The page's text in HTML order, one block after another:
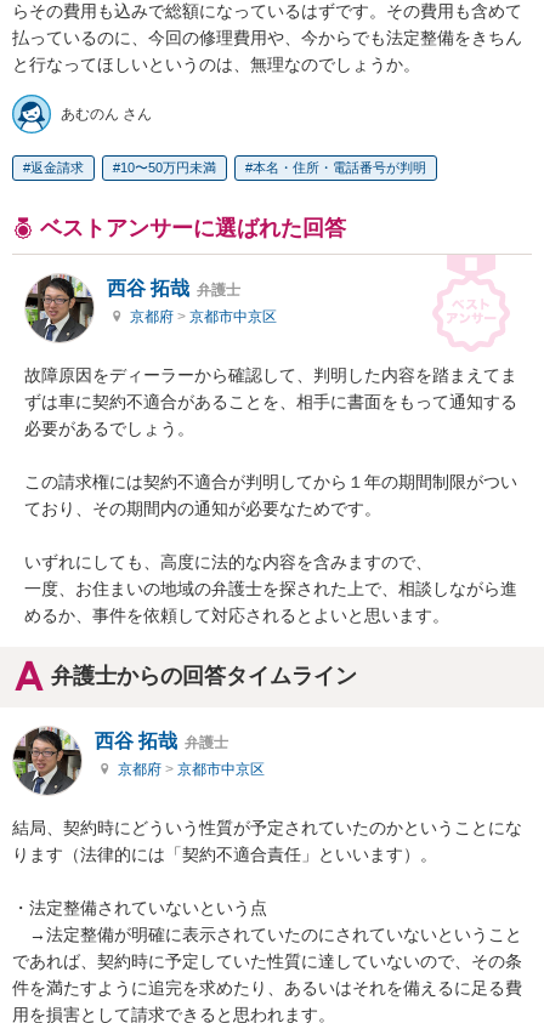
らその費用も込みで総額になっているはずです。その費用も含めて
払っているのに、今回の修理費用や、今からでも法定整備をきちん
と行なってほしいというのは、無理なのでしょうか。
あむのん さん
返金請求 10〜50万円未満 本名・住所・電話番号が判明
ベストアンサーに選ばれた回答
西谷 拓哉 弁護士
京都府 > 京都市中京区
故障原因をディーラーから確認して、判明した内容を踏まえてま
ずは車に契約不適合があることを、相手に書面をもって通知する
必要があるでしょう。
この請求権には契約不適合が判明してから１年の期間制限がつい
ており、その期間内の通知が必要なためです。
いずれにしても、高度に法的な内容を含みますので、
一度、お住まいの地域の弁護士を探された上で、相談しながら進
めるか、事件を依頼して対応されるとよいと思います。
弁護士からの回答タイムライン
西谷 拓哉 弁護士
京都府 > 京都市中京区
結局、契約時にどういう性質が予定されていたのかということにな
ります（法律的には「契約不適合責任」といいます）。
・法定整備されていないという点
→法定整備が明確に表示されていたのにされていないということ
であれば、契約時に予定していた性質に達していないので、その条
件を満たすように追完を求めたり、あるいはそれを備えるに足る費
用を損害として請求できると思われます。